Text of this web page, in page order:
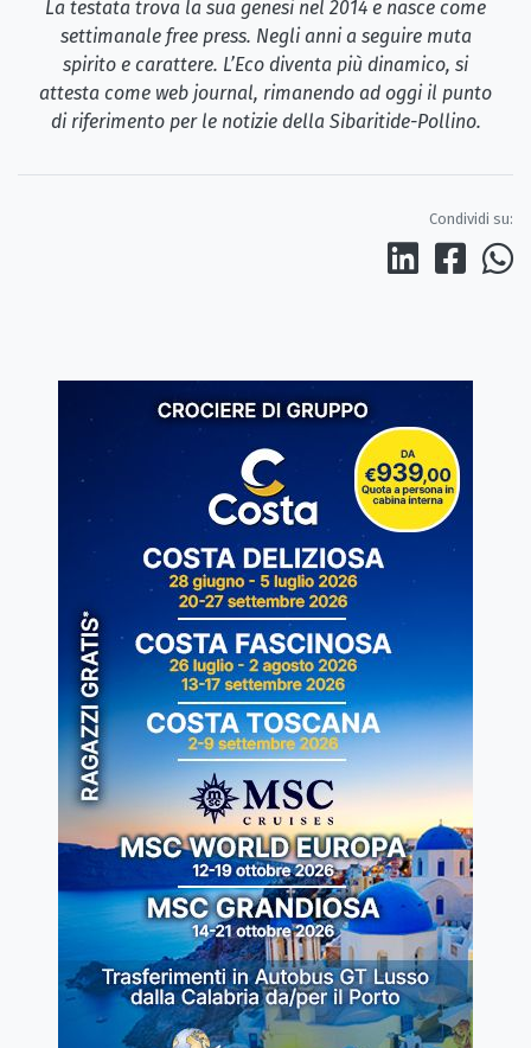
La testata trova la sua genesi nel 2014 e nasce come
settimanale free press. Negli anni a seguire muta
spirito e carattere. L’Eco diventa più dinamico, si
attesta come web journal, rimanendo ad oggi il punto
di riferimento per le notizie della Sibaritide-Pollino.
Condividi su: